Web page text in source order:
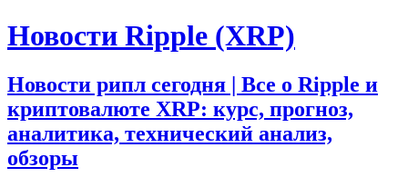
Новости Ripple (XRP)
Новости рипл сегодня | Все о Ripple и
криптовалюте XRP: курс, прогноз,
аналитика, технический анализ,
обзоры